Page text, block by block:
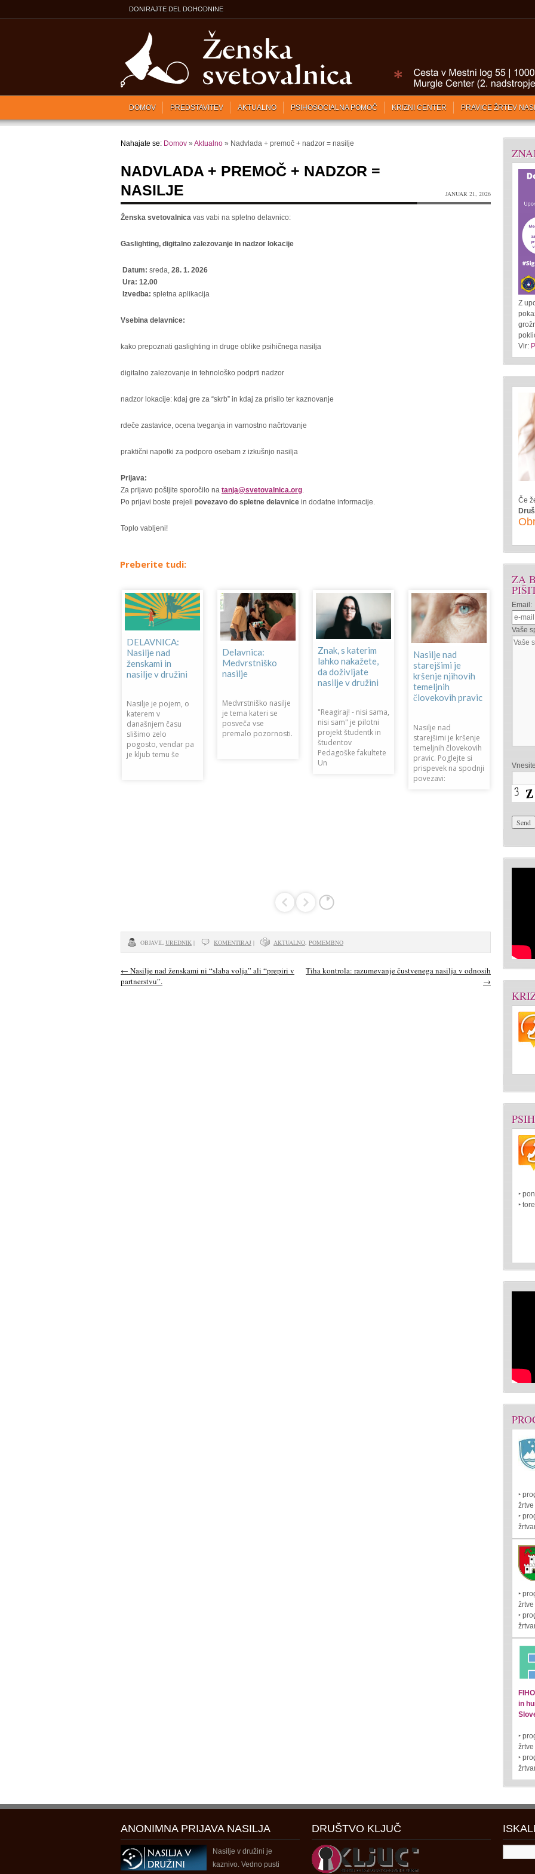
DONIRAJTE DEL DOHODNINE
DOMOV PREDSTAVITEV AKTUALNO PSIHOSOCIALNA POMOČ KRIZNI CENTER PRAVICE ŽRTEV
Nahajate se: Domov » Aktualno » Nadvlada + premoč + nadzor = nasilje
NADVLADA + PREMOČ + NADZOR =
NASILJE
JANUAR 21, 2026
Ženska svetovalnica vas vabi na spletno delavnico:
Gaslighting, digitalno zalezovanje in nadzor lokacije
Datum: sreda, 28. 1. 2026
Ura: 12.00
Izvedba: spletna aplikacija
Vsebina delavnice:
kako prepoznati gaslighting in druge oblike psihičnega nasilja
digitalno zalezovanje in tehnološko podprti nadzor
nadzor lokacije: kdaj gre za “skrb” in kdaj za prisilo ter kaznovanje
rdeče zastavice, ocena tveganja in varnostno načrtovanje
praktični napotki za podporo osebam z izkušnjo nasilja
Prijava:
Za prijavo pošljite sporočilo na tanja@svetovalnica.org.
Po prijavi boste prejeli povezavo do spletne delavnice in dodatne informacije.
Toplo vabljeni!
Preberite tudi:
DELAVNICA:
Nasilje nad
ženskami in
nasilje v družini
Nasilje je pojem, o
katerem v
današnjem času
slišimo zelo
pogosto, vendar pa
je kljub temu še
Delavnica:
Medvrstniško
nasilje
Medvrstniško nasilje
je tema kateri se
posveča vse
premalo pozornosti.
Znak, s katerim
lahko nakažete,
da doživljate
nasilje v družini
"Reagiraj! - nisi sama,
nisi sam" je pilotni
projekt študentk in
študentov
Pedagoške fakultete
Un
Nasilje nad
starejšimi je
kršenje njihovih
temeljnih
človekovih pravic
Nasilje nad
starejšimi je kršenje
temeljnih človekovih
pravic. Poglejte si
prispevek na spodnji
povezavi:
Ključ –
OBJAVIL UREDNIK | KOMENTIRAJ | AKTUALNO, POMEMBNO
← Nasilje nad ženskami ni “slaba volja” ali “prepiri v
partnerstvu”.
Tiha kontrola: razumevanje čustvenega nasilja v odnosih
→
Z
Vir:
Če
ZA
Email:
Vaše
‣
‣
‣
‣
‣
‣
in
‣
‣
ANONIMNA PRIJAVA NASILJA
Nasilje v družini je
kaznivo. Vedno pusti
DRUŠTVO KLJUČ